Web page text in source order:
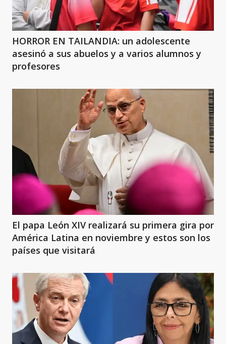
HORROR EN TAILANDIA: un adolescente
asesinó a sus abuelos y a varios alumnos y
profesores
El papa León XIV realizará su primera gira por
América Latina en noviembre y estos son los
países que visitará